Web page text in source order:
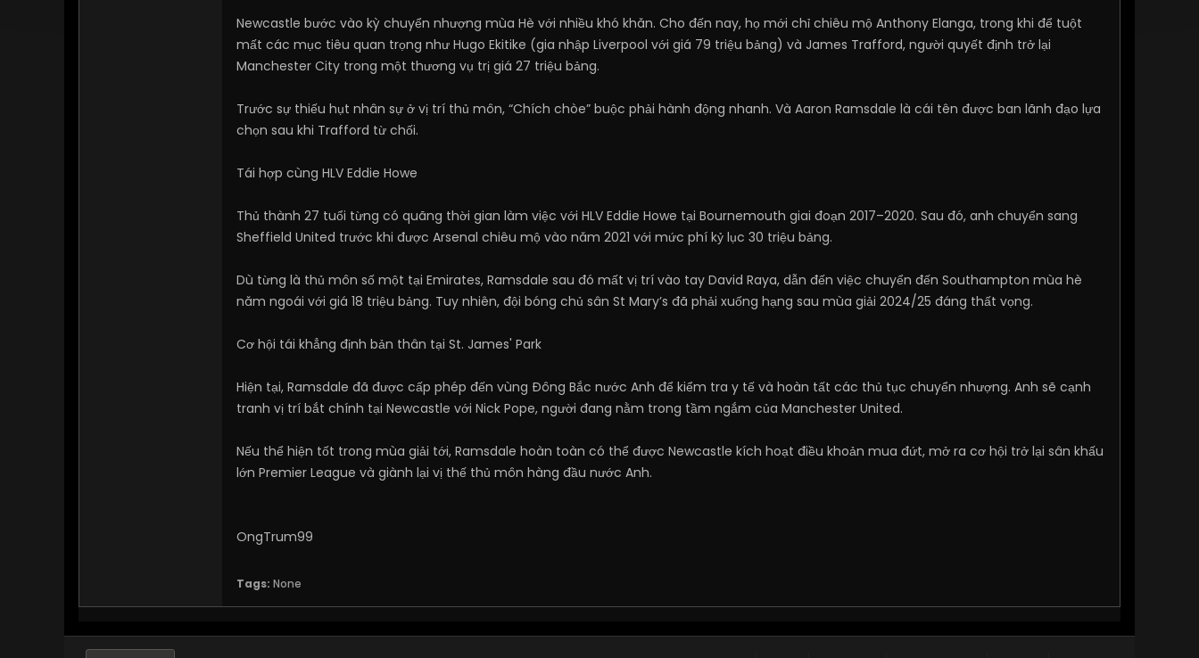
Newcastle bước vào kỳ chuyển nhượng mùa Hè với nhiều khó khăn. Cho đến nay, họ mới chỉ chiêu mộ Anthony Elanga, trong khi để tuột
mất các mục tiêu quan trọng như Hugo Ekitike (gia nhập Liverpool với giá 79 triệu bảng) và James Trafford, người quyết định trở lại
Manchester City trong một thương vụ trị giá 27 triệu bảng.
Trước sự thiếu hụt nhân sự ở vị trí thủ môn, “Chích chòe” buộc phải hành động nhanh. Và Aaron Ramsdale là cái tên được ban lãnh đạo lựa
chọn sau khi Trafford từ chối.
Tái hợp cùng HLV Eddie Howe
Thủ thành 27 tuổi từng có quãng thời gian làm việc với HLV Eddie Howe tại Bournemouth giai đoạn 2017–2020. Sau đó, anh chuyển sang
Sheffield United trước khi được Arsenal chiêu mộ vào năm 2021 với mức phí kỷ lục 30 triệu bảng.
Dù từng là thủ môn số một tại Emirates, Ramsdale sau đó mất vị trí vào tay David Raya, dẫn đến việc chuyển đến Southampton mùa hè
năm ngoái với giá 18 triệu bảng. Tuy nhiên, đội bóng chủ sân St Mary’s đã phải xuống hạng sau mùa giải 2024/25 đáng thất vọng.
Cơ hội tái khẳng định bản thân tại St. James' Park
Hiện tại, Ramsdale đã được cấp phép đến vùng Đông Bắc nước Anh để kiểm tra y tế và hoàn tất các thủ tục chuyển nhượng. Anh sẽ cạnh
tranh vị trí bắt chính tại Newcastle với Nick Pope, người đang nằm trong tầm ngắm của Manchester United.
Nếu thể hiện tốt trong mùa giải tới, Ramsdale hoàn toàn có thể được Newcastle kích hoạt điều khoản mua đứt, mở ra cơ hội trở lại sân khấu
lớn Premier League và giành lại vị thế thủ môn hàng đầu nước Anh.
OngTrum99
Tags: None